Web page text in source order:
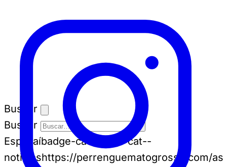
Buscar
Buscar
Espia aíbadge-cat badge-cat--
noticiashttps://perrenguematogrosso.com/